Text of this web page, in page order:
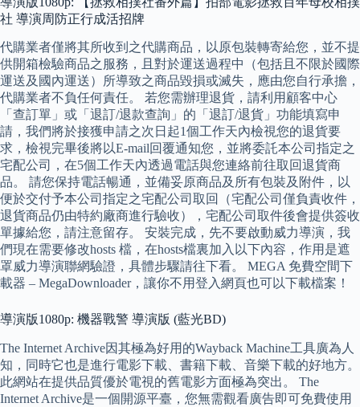
社 導演周防正行成活招牌
代購業者僅將其所收到之代購商品，以原包裝轉寄給您，並不提
供開箱檢驗商品之服務，且對於運送過程中（包括且不限於國際
運送及國內運送）所導致之商品毀損或滅失，應由您自行承擔，
代購業者不負任何責任。 若您需辦理退貨，請利用顧客中心
「查訂單」或「退訂/退款查詢」的「退訂/退貨」功能填寫申
請，我們將於接獲申請之次日起1個工作天內檢視您的退貨要
求，檢視完畢後將以E-mail回覆通知您，並將委託本公司指定之
宅配公司，在5個工作天內透過電話與您連絡前往取回退貨商
品。 請您保持電話暢通，並備妥原商品及所有包裝及附件，以
便於交付予本公司指定之宅配公司取回（宅配公司僅負責收件，
退貨商品仍由特約廠商進行驗收），宅配公司取件後會提供簽收
單據給您，請注意留存。 安裝完成，先不要啟動威力導演，我
們現在需要修改hosts 檔，在hosts檔裏加入以下內容，作用是遮
罩威力導演聯網驗證，具體步驟請往下看。 MEGA 免費空間下
載器 – MegaDownloader，讓你不用登入網頁也可以下載檔案！
導演版1080p: 機器戰警 導演版 (藍光BD)
The Internet Archive因其極為好用的Wayback Machine工具廣為人
知，同時它也是進行電影下載、書籍下載、音樂下載的好地方。
此網站在提供品質優於電視的舊電影方面極為突出。 The
Internet Archive是一個開源平臺，您無需觀看廣告即可免費使用